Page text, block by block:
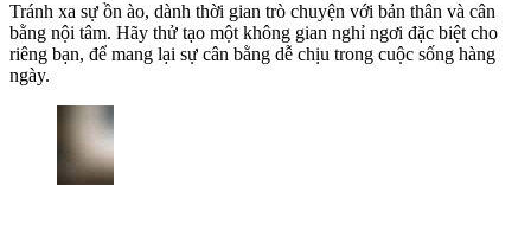
Tránh xa sự ồn ào, dành thời gian trò chuyện với bản thân và cân
bằng nội tâm. Hãy thử tạo một không gian nghỉ ngơi đặc biệt cho
riêng bạn, để mang lại sự cân bằng dễ chịu trong cuộc sống hàng
ngày.